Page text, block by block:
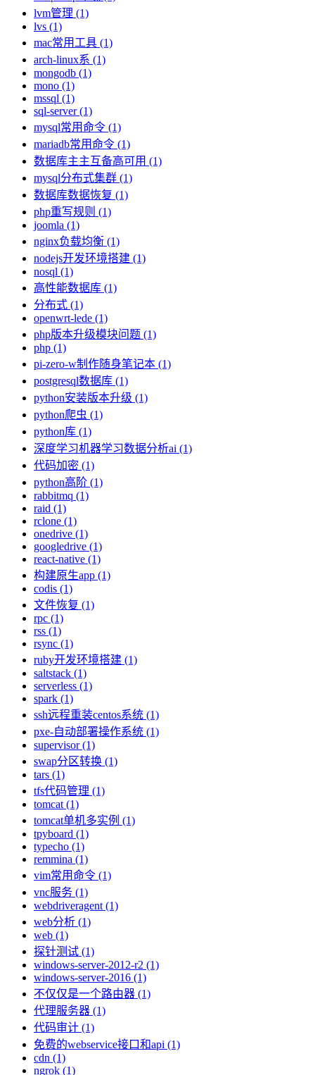
lvm管理 (1)
lvs (1)
mac常用工具 (1)
arch-linux系 (1)
mongodb (1)
mono (1)
mssql (1)
sql-server (1)
mysql常用命令 (1)
mariadb常用命令 (1)
数据库主主互备高可用 (1)
mysql分布式集群 (1)
数据库数据恢复 (1)
php重写规则 (1)
joomla (1)
nginx负载均衡 (1)
nodejs开发环境搭建 (1)
nosql (1)
高性能数据库 (1)
分布式 (1)
openwrt-lede (1)
php版本升级模块问题 (1)
php (1)
pi-zero-w制作随身笔记本 (1)
postgresql数据库 (1)
python安装版本升级 (1)
python爬虫 (1)
python库 (1)
深度学习机器学习数据分析ai (1)
代码加密 (1)
python高阶 (1)
rabbitmq (1)
raid (1)
rclone (1)
onedrive (1)
googledrive (1)
react-native (1)
构建原生app (1)
codis (1)
文件恢复 (1)
rpc (1)
rss (1)
rsync (1)
ruby开发环境搭建 (1)
saltstack (1)
serverless (1)
spark (1)
ssh远程重装centos系统 (1)
pxe-自动部署操作系统 (1)
supervisor (1)
swap分区转换 (1)
tars (1)
tfs代码管理 (1)
tomcat (1)
tomcat单机多实例 (1)
tpyboard (1)
typecho (1)
remmina (1)
vim常用命令 (1)
vnc服务 (1)
webdriveragent (1)
web分析 (1)
web (1)
探针测试 (1)
windows-server-2012-r2 (1)
windows-server-2016 (1)
不仅仅是一个路由器 (1)
代理服务器 (1)
代码审计 (1)
免费的webservice接口和api (1)
cdn (1)
ngrok (1)